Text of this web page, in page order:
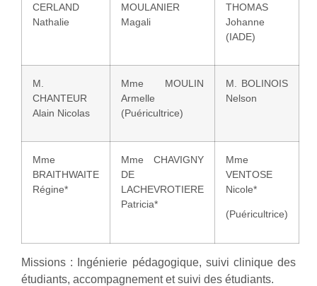
CERLAND
Nathalie
MOULANIER
Magali
THOMAS
Johanne
(IADE)
M.
CHANTEUR
Alain Nicolas
Mme MOULIN
Armelle
(Puéricultrice)
M. BOLINOIS
Nelson
Mme
BRAITHWAITE
Régine*
Mme CHAVIGNY
DE
LACHEVROTIERE
Patricia*
Mme
VENTOSE
Nicole*
(Puéricultrice)
Missions : Ingénierie pédagogique, suivi clinique des
étudiants, accompagnement et suivi des étudiants.